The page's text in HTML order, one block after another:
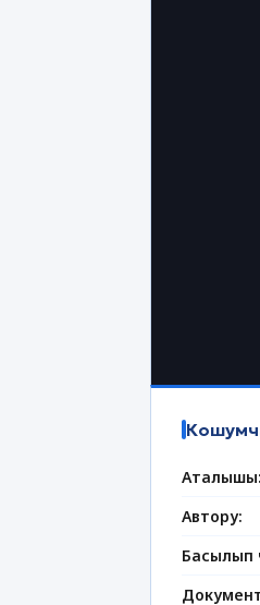
Аталышы:
Автору:
Басылып